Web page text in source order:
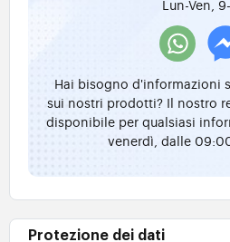
Lun-Ven,
Hai bisogno d'informazioni
sui nostri prodotti? Il nostro
disponibile per qualsiasi
venerdì, dalle
Protezione dei dati